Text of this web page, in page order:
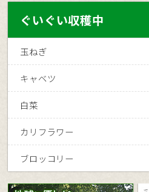
ぐいぐい収穫中
玉ねぎ
キャベツ
白菜
カリフラワー
ブロッコリー